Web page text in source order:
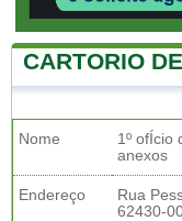
CARTORIO
Nome
1º ofÍcio
anexos
Endereço
Rua
62430-